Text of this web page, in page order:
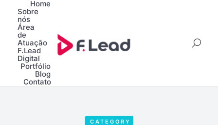
Home
Sobre
nós
Área
de
Atuação
F.Lead
Digital
Portfólio
Blog
Contato
CATEGORY